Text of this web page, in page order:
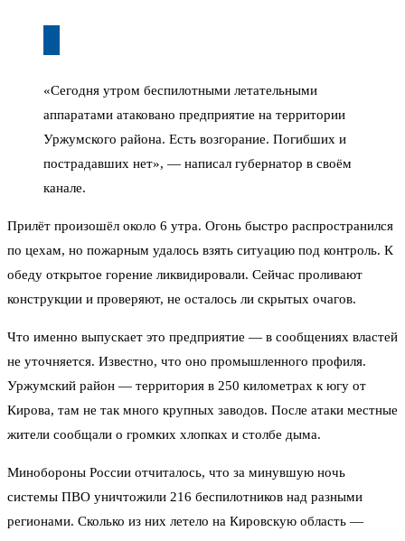
«Сегодня утром беспилотными летательными
аппаратами атаковано предприятие на территории
Уржумского района. Есть возгорание. Погибших и
пострадавших нет», — написал губернатор в своём
канале.
Прилёт произошёл около 6 утра. Огонь быстро распространился
по цехам, но пожарным удалось взять ситуацию под контроль. К
обеду открытое горение ликвидировали. Сейчас проливают
конструкции и проверяют, не осталось ли скрытых очагов.
Что именно выпускает это предприятие — в сообщениях властей
не уточняется. Известно, что оно промышленного профиля.
Уржумский район — территория в 250 километрах к югу от
Кирова, там не так много крупных заводов. После атаки местные
жители сообщали о громких хлопках и столбе дыма.
Минобороны России отчиталось, что за минувшую ночь
системы ПВО уничтожили 216 беспилотников над разными
регионами. Сколько из них летело на Кировскую область —